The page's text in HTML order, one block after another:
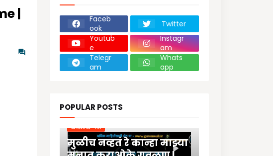
|
Faceb
ook
Twitter
Youtub
e
Instagr
am
Telegr
am
Whats
app
POPULAR POSTS
कराओके गीते
मुळीच नव्हतं रे कान्हा माझ्या